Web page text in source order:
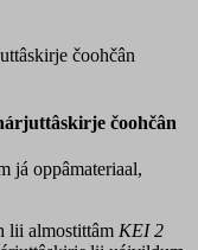
čoohčân
čoohčân
já oppâmateriaal,
lii almostittâm KEI 2